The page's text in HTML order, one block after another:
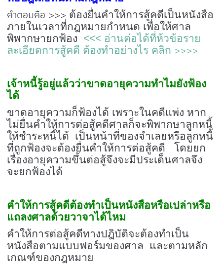
คำตอบคือ >>> ต้องยื่นคำให้การสู้คดีเป็นหนังสือ
ภายในเวลาที่กฎหมายกำหนด เพื่อให้ศาล
พิพากษายกฟ้อง <<< อ่านต่อได้ที่ห้วข้อราย
ละเอียดการสู้คดี ต้องทำอย่างไร คลิก >>>>
เจ้าหนี้รู้อยู่แล้วว่าขาดอายุความทำไมยังฟ้อง
ได้
ขาดอายุความก็ฟ้องได้ เพราะในคดีแพ่ง หาก
ไม่ยื่นคำให้การต่อสู้คดีศาลก็จะพิพากษาลูกหนี้
ให้ชำระหนี้ได้ เป็นหน้าที่ของจำเลยหรือลูกหนี้
ที่ถูกฟ้องจะต้องยื่นคำให้การต่อสู้คดี โดยยก
เรื่องอายุความขึ้นต่อสู้จึงจะมีประเด็นศาลจึง
จะยกฟ้องได้
คำให้การสู้คดีต้องทำเป็นหนังสือหรือเปล่าหรือ
แถลงศาลด้วยวาจาได้ไหม
คำให้การต่อสู้คดีทางปฎิบัติจะต้องทำเป็น
หนังสือตามแบบฟอร์มของศาล และตามหลัก
เกณฑ์ของกฎหมาย